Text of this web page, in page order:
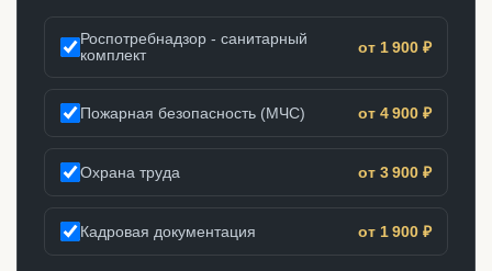
Роспотребнадзор - санитарный
комплект
от 1 900 ₽
Пожарная безопасность (МЧС) от 4 900 ₽
Охрана труда от 3 900 ₽
Кадровая документация от 1 900 ₽